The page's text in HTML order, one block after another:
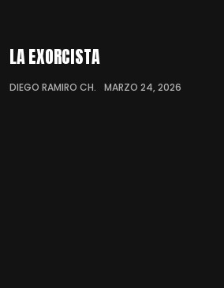
LA EXORCISTA
DIEGO RAMIRO CH. MARZO 24, 2026